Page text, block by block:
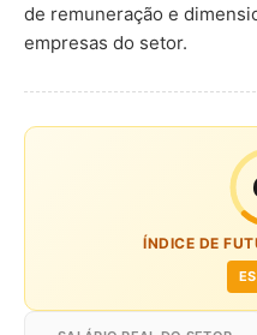
de remuneração e
empresas do setor.
ÍNDICE DE